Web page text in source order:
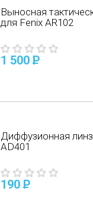
Выносная
для Fenix AR102
1 500 P
Диффузионная
AD401
190 P